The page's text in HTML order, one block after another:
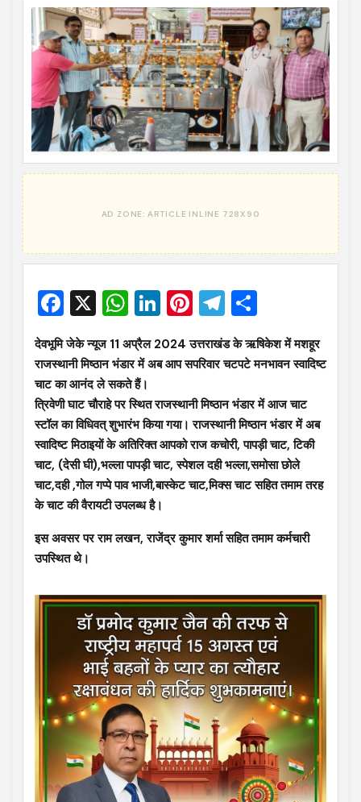
Facebook
X WhatsApp
LinkedIn
Pinterest
Telegram
देवभूमि जेके न्यूज 11 अप्रैल 2024 उत्तराखंड के ऋषिकेश में मशहूर
राजस्थानी मिष्ठान भंडार में अब आप सपरिवार चटपटे मनभावन स्वादिष्ट
चाट का आनंद ले सकते हैं।
त्रिवेणी घाट चौराहे पर स्थित राजस्थानी मिष्ठान भंडार में आज चाट
स्टॉल का विधिवत् शुभारंभ किया गया। राजस्थानी मिष्ठान भंडार में अब
स्वादिष्ट मिठाइयों के अतिरिक्त आपको राज कचोरी, पापड़ी चाट, टिकी
चाट, (देसी घी),भल्ला पापड़ी चाट, स्पेशल दही भल्ला,समोसा छोले
चाट,दही ,गोल गप्पे पाव भाजी,बास्केट चाट,मिक्स चाट सहित तमाम तरह
के चाट की वैरायटी उपलब्ध है।
इस अवसर पर राम लखन, राजेंद्र कुमार शर्मा सहित तमाम कर्मचारी
उपस्थित थे।